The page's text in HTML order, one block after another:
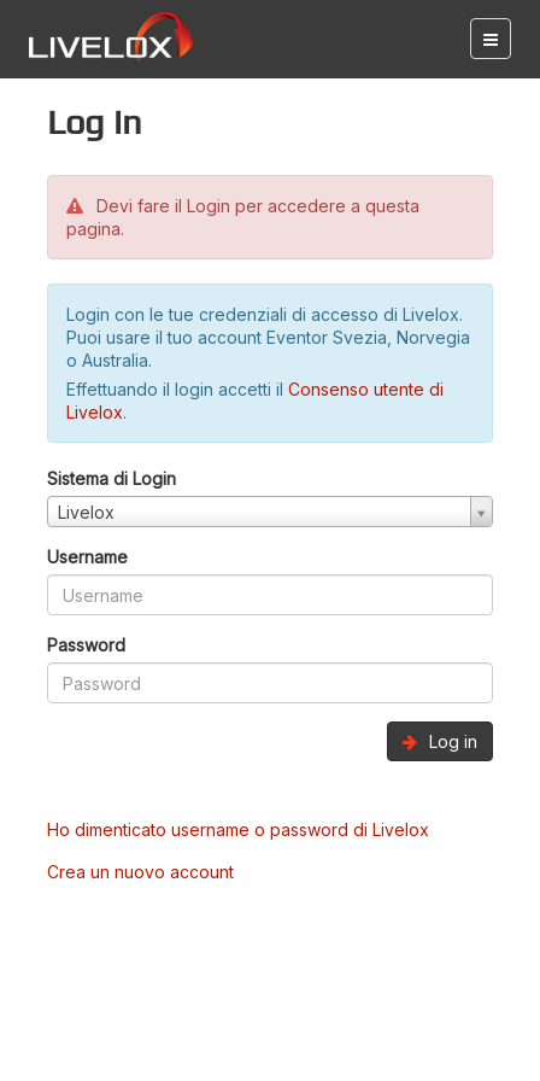
Log in
Devi fare il Login per accedere a questa
pagina.
Login con le tue credenziali di accesso di Livelox.
Puoi usare il tuo account Eventor Svezia, Norvegia
o Australia.
Effettuando il login accetti il Consenso utente di
Livelox.
Sistema di Login
Livelox
Username
Password
Log in
Ho dimenticato username o password di Livelox
Crea un nuovo account